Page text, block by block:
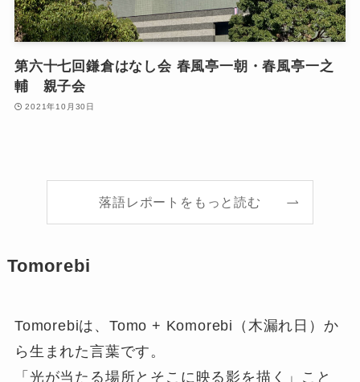
第六十七回鎌倉はなし会 春風亭一朝・春風亭一之
輔 親子会
2021年10月30日
落語レポートをもっと読む
Tomorebi
Tomorebiは、Tomo + Komorebi（木漏れ日）か
ら生まれた言葉です。
「光が当たる場所とそこに映る影を描く」こと